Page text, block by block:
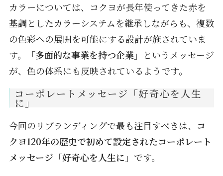
カラーについては、コクヨが長年使ってきた赤を
基調としたカラーシステムを継承しながらも、複数
の色彩への展開を可能にする設計が施されていま
す。
「多面的な事業を持つ企業」
というメッセージ
が、色の体系にも反映されているようです。
コーポレートメッセージ「好奇心を人生
に」
今回のリブランディングで最も注目すべきは、 コ
クヨ120年の歴史で初めて設定されたコーポレート
メッセージ「好奇心を人生に」 です。